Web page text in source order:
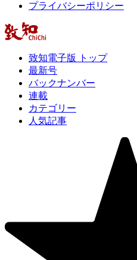
プライバシーポリシー
致知電子版 トップ
最新号
バックナンバー
連載
カテゴリー
人気記事